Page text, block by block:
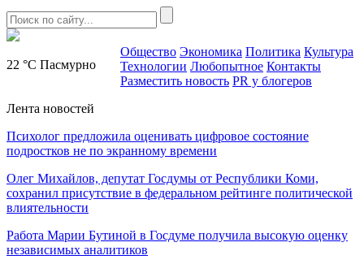
22 °C Пасмурно
Общество Экономика Политика Культура
Технологии Любопытное Контакты
Разместить новость PR у блогеров
Лента новостей
Психолог предложила оценивать цифровое состояние
подростков не по экранному времени
Олег Михайлов, депутат Госдумы от Республики Коми,
сохранил присутствие в федеральном рейтинге политической
влиятельности
Работа Марии Бутиной в Госдуме получила высокую оценку
независимых аналитиков